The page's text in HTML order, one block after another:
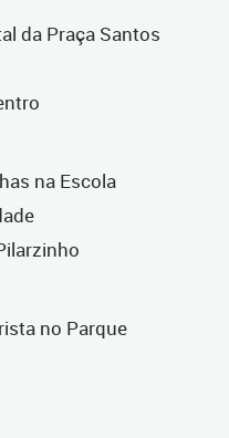
da Praça Santos
na Escola
no Parque